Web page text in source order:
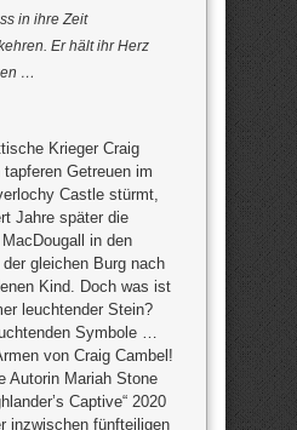
in ihre Zeit
Er hält ihr Herz
…
Krieger Craig
Getreuen im
Castle stürmt,
Jahre später die
in den
gleichen Burg nach
Kind. Doch was ist
leuchtender Stein?
Symbole …
von Craig Cambel!
Autorin Mariah Stone
Captive“ 2020
inzwischen fünfteiligen